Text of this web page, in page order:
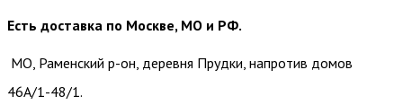
Есть доставка по Москве, МО и РФ.
МО, Раменский р-он, деревня Прудки, напротив домов
46А/1-48/1.